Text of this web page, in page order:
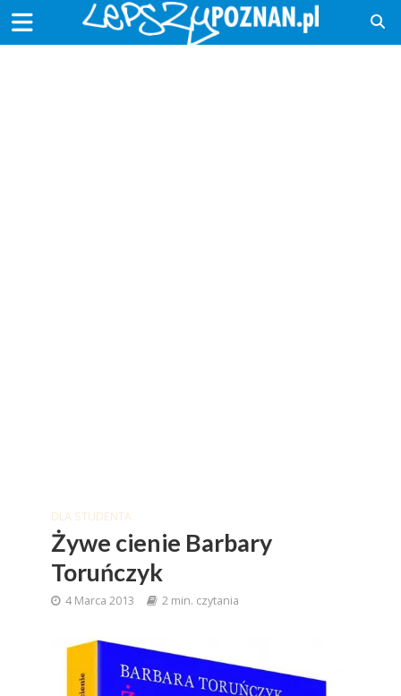
DLA STUDENTA
Żywe cienie Barbary
Toruńczyk
4 Marca 2013 2 min. czytania